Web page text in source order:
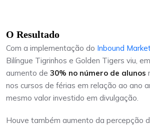
O Resultado
Com a implementação do Inbound
Bilíngue Tigrinhos e Golden Tigers viu,
aumento de 30% no número de alunos
nos cursos de férias em relação ao ano
mesmo valor investido em divulgação.
Houve também aumento da percepção